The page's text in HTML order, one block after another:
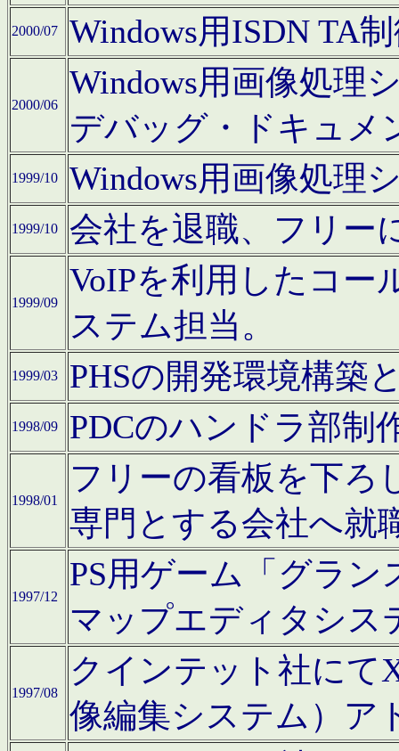
2000/07 Windows用ISDN TA
2000/06
Windows用画像処理
デバッグ・ドキュメ
1999/10 Windows用画像処理
1999/10 会社を退職、フリー
1999/09
VoIPを利用したコー
ステム担当。
1999/03 PHSの開発環境構築
1998/09 PDCのハンドラ部制
1998/01
フリーの看板を下ろ
専門とする会社へ就
1997/12
PS用ゲーム「グラン
マップエディタシス
1997/08
クインテット社にて
像編集システム）ア